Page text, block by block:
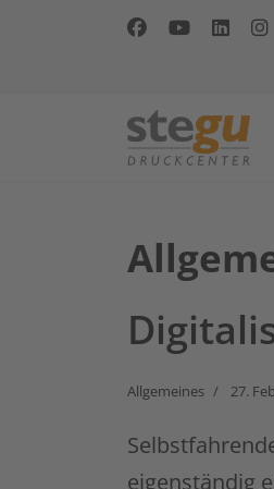
Allgemeines 27.
eigenständig